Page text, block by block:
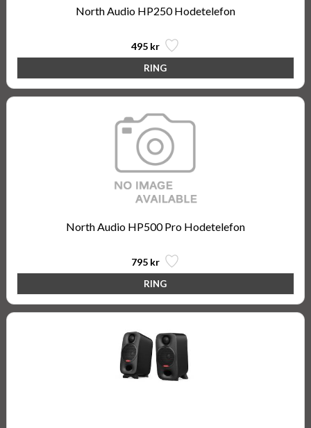
North Audio HP250 Hodetelefon
495 kr
North Audio HP500 Pro Hodetelefon
795 kr